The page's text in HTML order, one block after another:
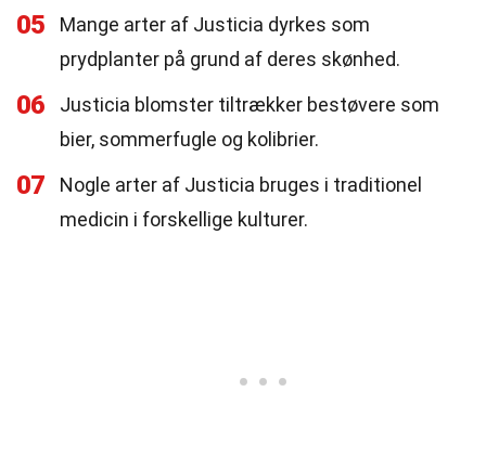
05
Mange arter af Justicia dyrkes som
prydplanter på grund af deres skønhed.
06
Justicia blomster tiltrækker bestøvere som
bier, sommerfugle og kolibrier.
07
Nogle arter af Justicia bruges i traditionel
medicin i forskellige kulturer.